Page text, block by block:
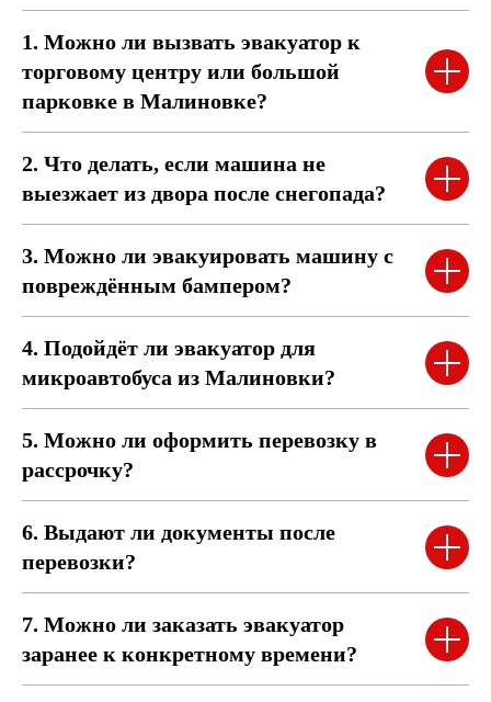
1. Можно ли вызвать эвакуатор к
торговому центру или большой
парковке в Малиновке?
2. Что делать, если машина не
выезжает из двора после снегопада?
3. Можно ли эвакуировать машину с
повреждённым бампером?
4. Подойдёт ли эвакуатор для
микроавтобуса из Малиновки?
5. Можно ли оформить перевозку в
рассрочку?
6. Выдают ли документы после
перевозки?
7. Можно ли заказать эвакуатор
заранее к конкретному времени?